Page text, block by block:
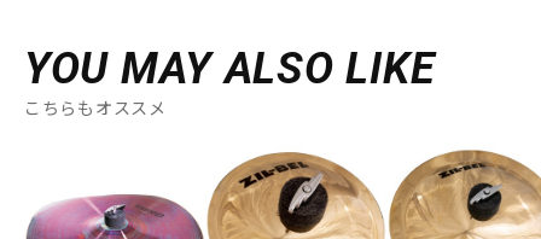
YOU MAY ALSO LIKE
こちらもオススメ